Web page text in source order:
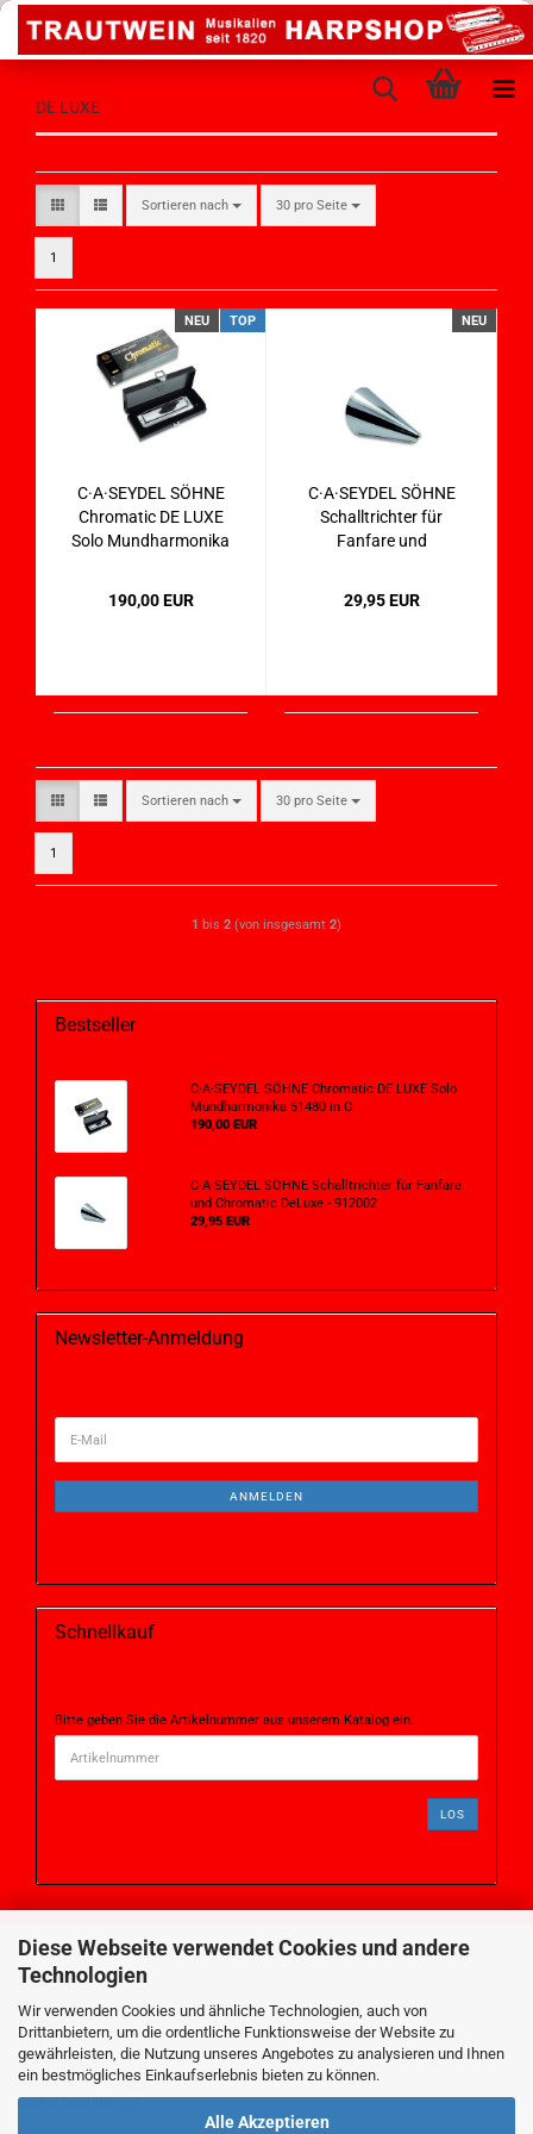
Diese Webseite verwendet Cookies und andere
Technologien
Wir verwenden Cookies und ähnliche Technologien, auch von
Drittanbietern, um die ordentliche Funktionsweise der Website zu
gewährleisten, die Nutzung unseres Angebotes zu analysieren und Ihnen
ein bestmögliches Einkaufserlebnis bieten zu können.
Alle Akzeptieren
DE LUXE
Sortieren nach 30 pro Seite
1
NEU TOP
C·A·SEYDEL SÖHNE
Chromatic DE LUXE
Solo Mundharmonika
190,00 EUR
NEU
C·A·SEYDEL SÖHNE
Schalltrichter für
Fanfare und
29,95 EUR
Sortieren nach 30 pro Seite
1
1 bis 2 (von insgesamt 2)
Bestseller
C·A·SEYDEL SÖHNE Chromatic DE LUXE Solo
Mundharmonika 51480 in C
190,00 EUR
C·A·SEYDEL SÖHNE Schalltrichter für Fanfare
und Chromatic DeLuxe - 912002
29,95 EUR
Newsletter-Anmeldung
ANMELDEN
Schnellkauf
Bitte geben Sie die Artikelnummer aus unserem Katalog ein.
LOS
MEHR ÜBER...
Impressum
Kontakt
Widerrufsrecht
Datenschutzerklärung
Cookie Einstellungen